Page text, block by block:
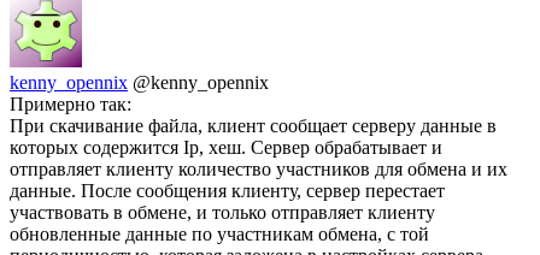
kenny_opennix @kenny_opennix
Примерно так:
При скачивание файла, клиент сообщает серверу данные в
которых содержится Ip, хеш. Сервер обрабатывает и
отправляет клиенту количество участников для обмена и их
данные. После сообщения клиенту, сервер перестает
участвовать в обмене, и только отправляет клиенту
обновленные данные по участникам обмена, с той